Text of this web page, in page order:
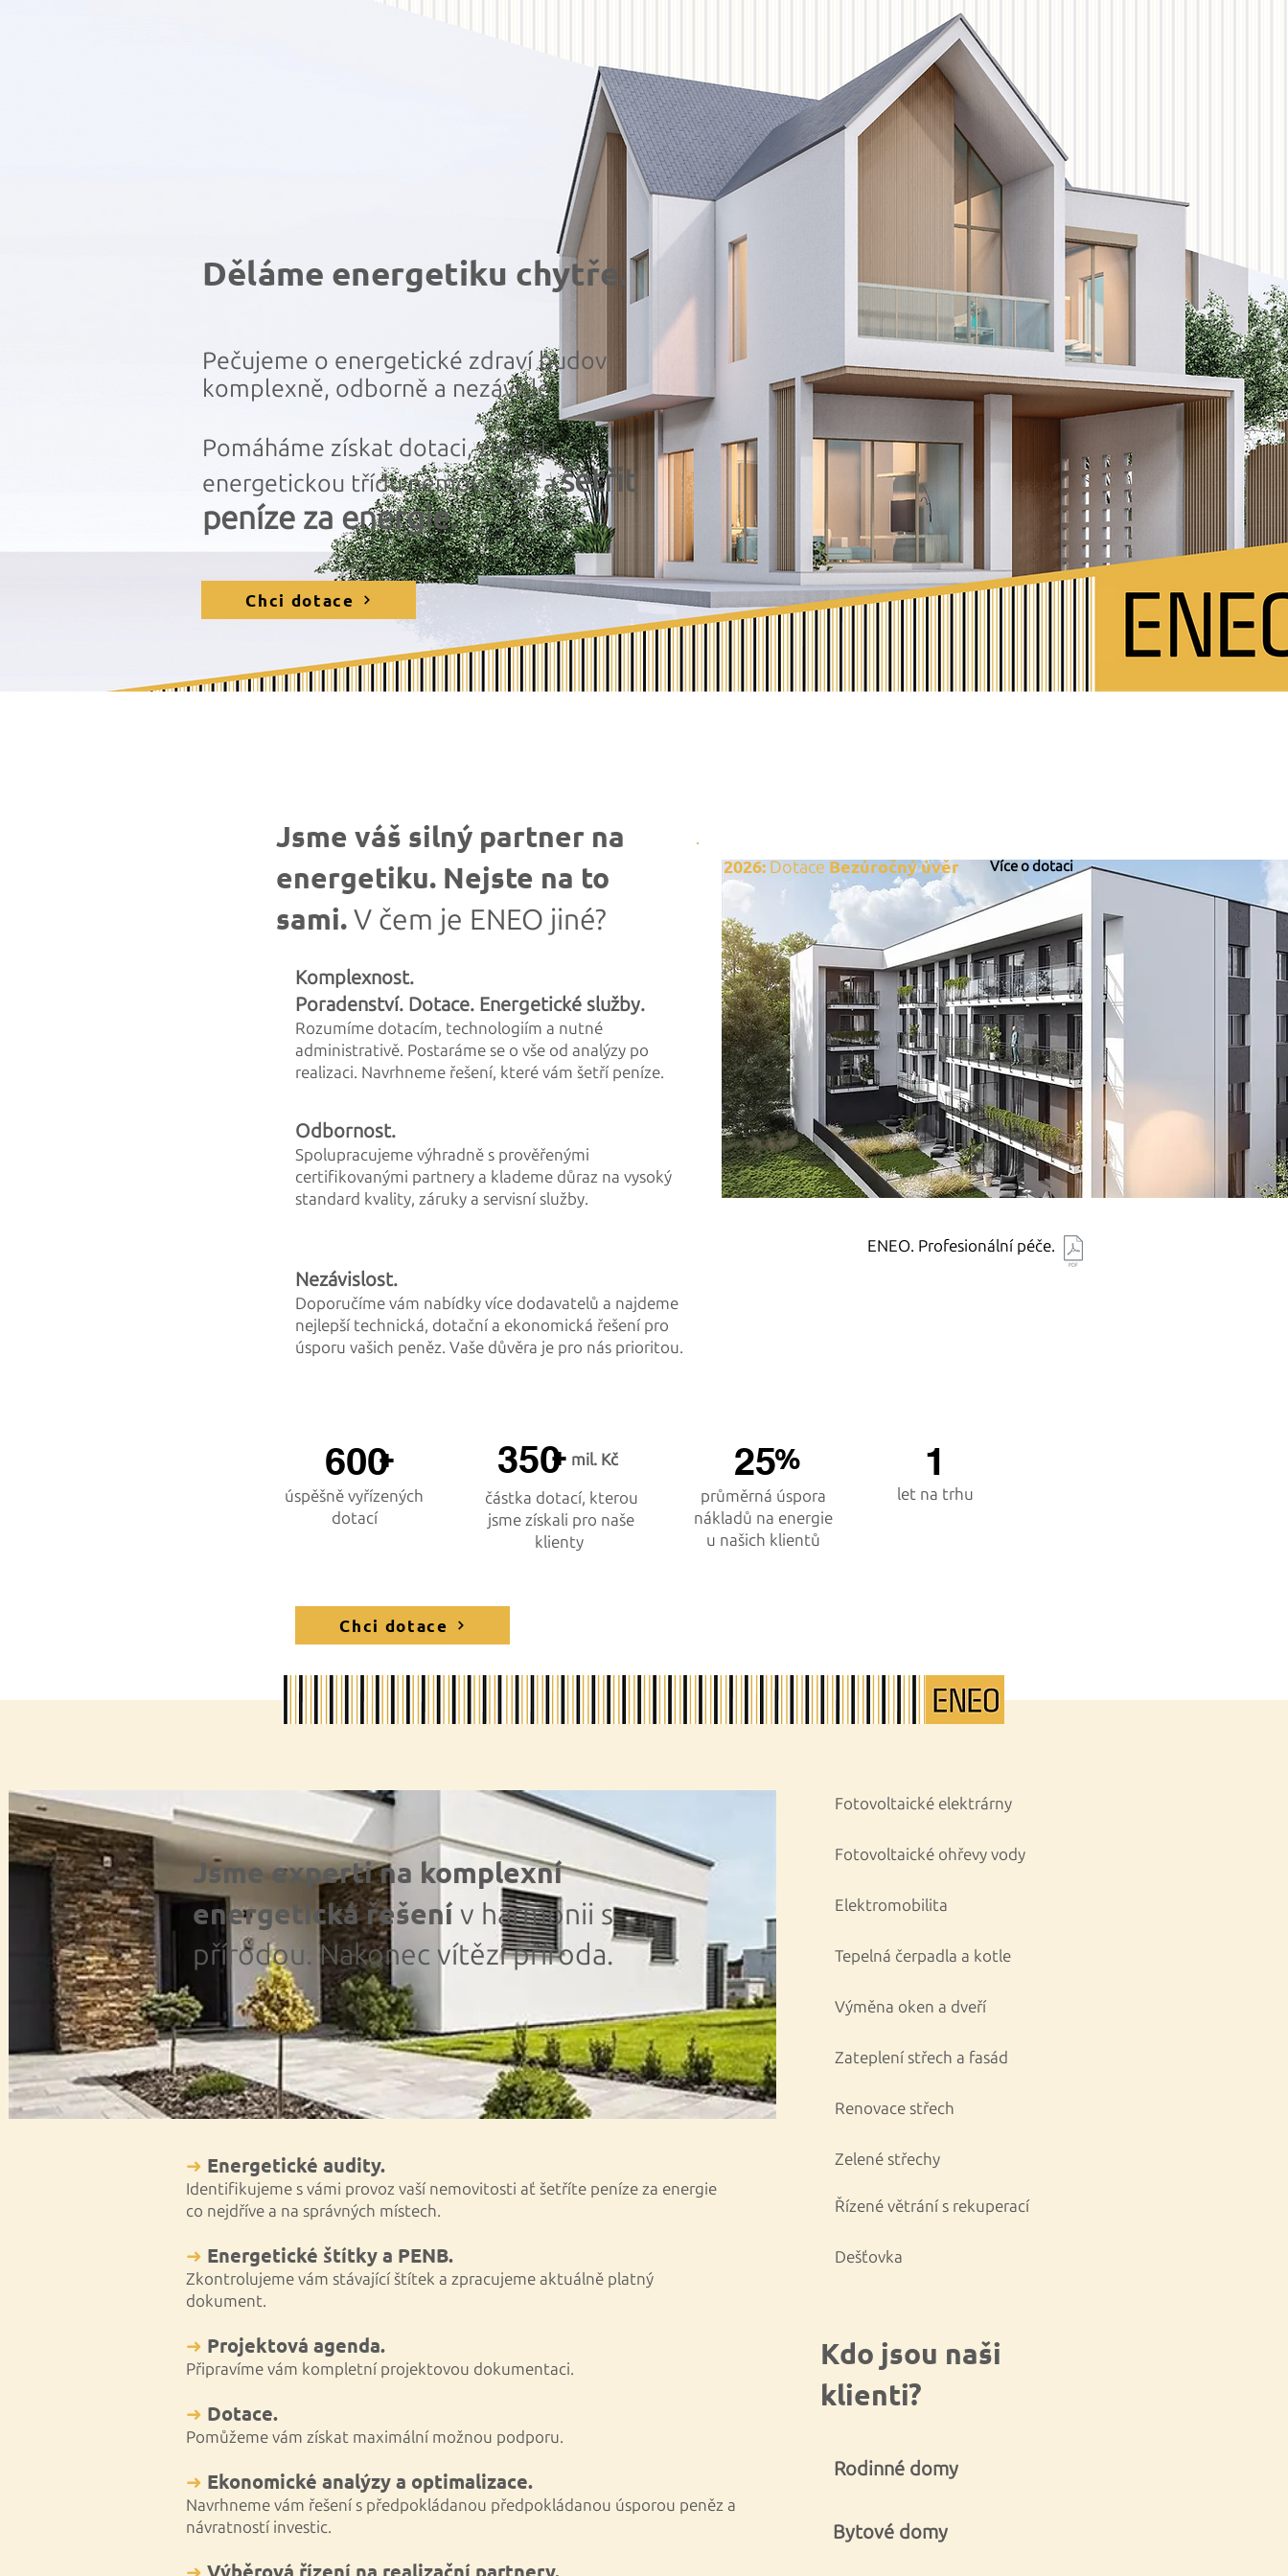
Děláme energetiku chytře.
Pečujeme o energetické zdraví budov
komplexně, odborně a nezávisle.
Pomáháme získat dotaci, zlepšit
energetickou třídu nemovitosti ašetřit
peníze za energie.
Chci dotace
Jsme váš silný partner na
energetiku. Nejste na to
sami.V čem je ENEO jiné?
Komplexnost.
Poradenství. Dotace. Energetické služby.
Rozumíme dotacím, technologiím a nutné
administrativě. Postaráme se o vše od analýzy po
realizaci. Navrhneme řešení, které vám šetří peníze.​
Odbornost.
Spolupracujeme výhradně s prověřenými
certifikovanými partnery a klademe důraz na vysoký
standard kvality, záruky a servisní služby.
Nezávislost.
Doporučíme vám nabídky více dodavatelů a najdeme
nejlepší technická, dotační a ekonomická řešení pro
úsporu vašich peněz. Vaše důvěra je pro nás prioritou.
2026:Dotace Bezúročný úvěr Více o dotaci
ENEO. Profesionální péče.
600+
úspěšně vyřízených
dotací
350+ mil. Kč
částka dotací, kterou
jsme získali pro naše
klienty
25%
průměrná úspora
nákladů na energie
u našich klientů
1
let na trhu
Chci dotace
Jsme experti na komplexní
energetická řešení v harmonii s
přírodou. Nakonec vítězí příroda.
➜ Energetické audity.
Identifikujeme s vámi provoz vaší nemovitosti ať šetříte peníze za energie
co nejdříve a na správných místech.
➜ Energetické štítky a PENB.
Zkontrolujeme vám stávající štítek a zpracujeme aktuálně platný
dokument.
➜ Projektová agenda.
Připravíme vám kompletní projektovou dokumentaci.
➜ Dotace.
Pomůžeme vám získat maximální možnou podporu.
➜ Ekonomické analýzy a optimalizace.
Navrhneme vám řešení s předpokládanou předpokládanou úsporou peněz a
návratností investic.
Fotovoltaické elektrárny
Fotovoltaické ohřevy vody
Elektromobilita
Tepelná čerpadla a kotle
Výměna oken a dveří
Zateplení střech a fasád
Renovace střech
Zelené střechy
Řízené větrání s rekuperací
Dešťovka
Kdo jsou naši
klienti?
Rodinné domy
Bytové domy